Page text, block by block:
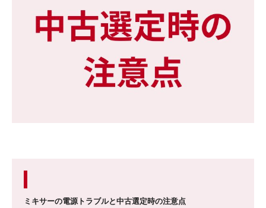
ミキサーの電源トラブルと中古選定時の注意点